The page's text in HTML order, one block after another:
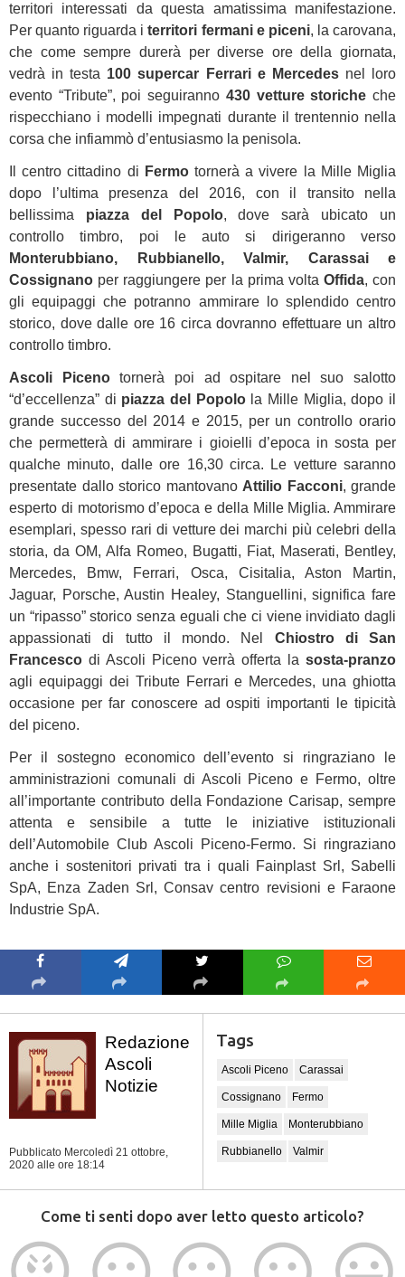
territori interessati da questa amatissima manifestazione.
Per quanto riguarda iterritori fermani e piceni, la carovana,
che come sempre durerà per diverse ore della giornata,
vedrà in testa 100 supercar Ferrari e Mercedesnel loro
evento “Tribute”, poi seguiranno 430 vetture storiche che
rispecchiano i modelli impegnati durante il trentennio nella
corsa che infiammò d’entusiasmo la penisola.
Il centro cittadino di Fermotornerà a vivere la Mille Miglia
dopo l’ultima presenza del 2016, con il transito nella
bellissima piazza del Popolo, dove sarà ubicato un
controllo timbro, poi le auto si dirigeranno verso
Monterubbiano, Rubbianello, Valmir, Carassai e
Cossignano per raggiungere per la prima volta Offida, con
gli equipaggi che potranno ammirare lo splendido centro
storico, dove dalle ore 16 circa dovranno effettuare un altro
controllo timbro.
Ascoli Picenotornerà poi ad ospitare nel suo salotto
“d’eccellenza” di piazza del Popolola Mille Miglia, dopo il
grande successo del 2014 e 2015, per un controllo orario
che permetterà di ammirare i gioielli d’epoca in sosta per
qualche minuto, dalle ore 16,30 circa. Le vetture saranno
presentate dallo storico mantovano Attilio Facconi, grande
esperto di motorismo d’epoca e della Mille Miglia. Ammirare
esemplari, spesso rari di vetture dei marchi più celebri della
storia, da OM, Alfa Romeo, Bugatti, Fiat, Maserati, Bentley,
Mercedes, Bmw, Ferrari, Osca, Cisitalia, Aston Martin,
Jaguar, Porsche, Austin Healey, Stanguellini, significa fare
un “ripasso” storico senza eguali che ci viene invidiato dagli
appassionati di tutto il mondo. Nel Chiostro di San
Francesco di Ascoli Piceno verrà offerta la sosta-pranzo
agli equipaggi dei Tribute Ferrari e Mercedes, una ghiotta
occasione per far conoscere ad ospiti importanti le tipicità
del piceno.
Per il sostegno economico dell’evento si ringraziano le
amministrazioni comunali di Ascoli Piceno e Fermo, oltre
all’importante contributo della Fondazione Carisap, sempre
attenta e sensibile a tutte le iniziative istituzionali
dell’Automobile Club Ascoli Piceno-Fermo. Si ringraziano
anche i sostenitori privati tra i quali Fainplast Srl, Sabelli
SpA, Enza Zaden Srl, Consav centro revisioni e Faraone
Industrie SpA.
Redazione
Ascoli
Notizie
Pubblicato Mercoledì 21 ottobre,
2020 alle ore 18:14
Tags
Ascoli Piceno Carassai
Cossignano Fermo
Mille Miglia Monterubbiano
Rubbianello Valmir
Come ti senti dopo aver letto questo articolo?